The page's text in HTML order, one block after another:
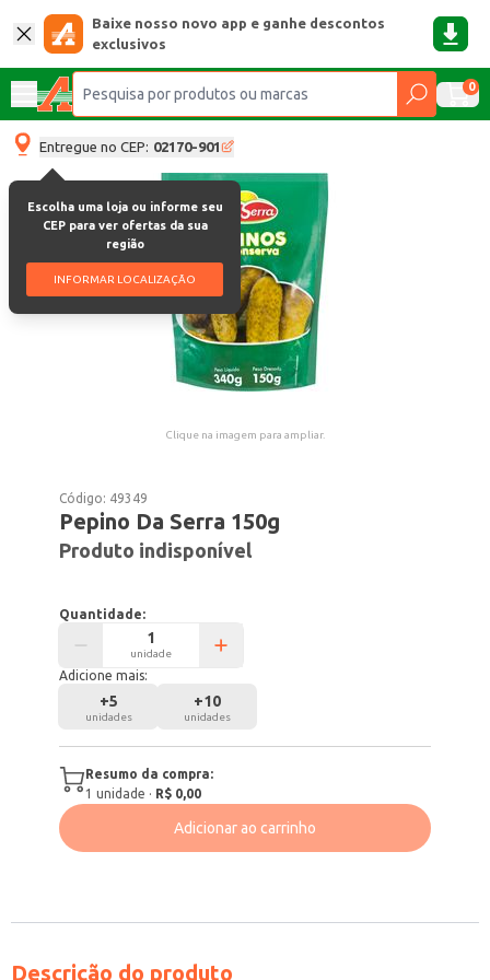
Baixe nosso novo app e ganhe descontos
exclusivos
0
Entregue no CEP: 02170-901
Escolha uma loja ou informe seu
CEP para ver ofertas da sua
região
INFORMAR LOCALIZAÇÃO
Clique na imagem para ampliar.
Código: 49349
Pepino Da Serra 150g
Produto indisponível
Quantidade:
unidade
Adicione mais:
+5
unidades
+10
unidades
Resumo da compra:
1 unidade · R$ 0,00
Adicionar ao carrinho
Descrição do produto